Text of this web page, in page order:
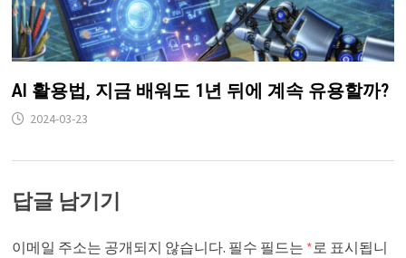
AI 활용법, 지금 배워도 1년 뒤에 계속 유용할까?
2024-03-23
답글 남기기
이메일 주소는 공개되지 않습니다. 필수 필드는 *로 표시됩니